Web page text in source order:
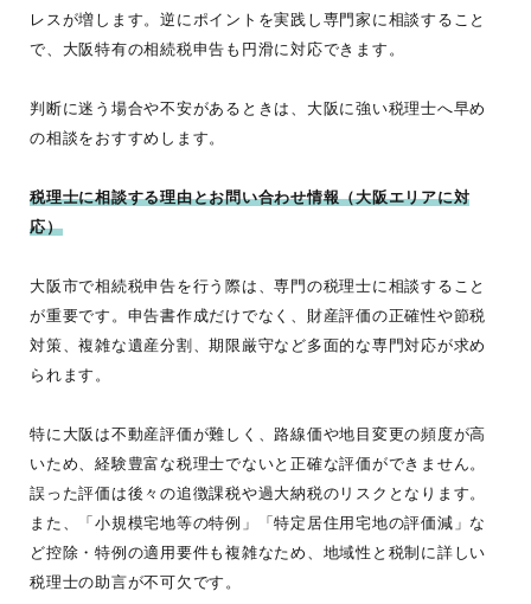
レスが増します。逆にポイントを実践し専門家に相談すること
で、大阪特有の相続税申告も円滑に対応できます。
判断に迷う場合や不安があるときは、大阪に強い税理士へ早め
の相談をおすすめします。
税理士に相談する理由とお問い合わせ情報（大阪エリアに対
応）
大阪市で相続税申告を行う際は、専門の税理士に相談すること
が重要です。申告書作成だけでなく、財産評価の正確性や節税
対策、複雑な遺産分割、期限厳守など多面的な専門対応が求め
られます。
特に大阪は不動産評価が難しく、路線価や地目変更の頻度が高
いため、経験豊富な税理士でないと正確な評価ができません。
誤った評価は後々の追徴課税や過大納税のリスクとなります。
また、「小規模宅地等の特例」「特定居住用宅地の評価減」な
ど控除・特例の適用要件も複雑なため、地域性と税制に詳しい
税理士の助言が不可欠です。